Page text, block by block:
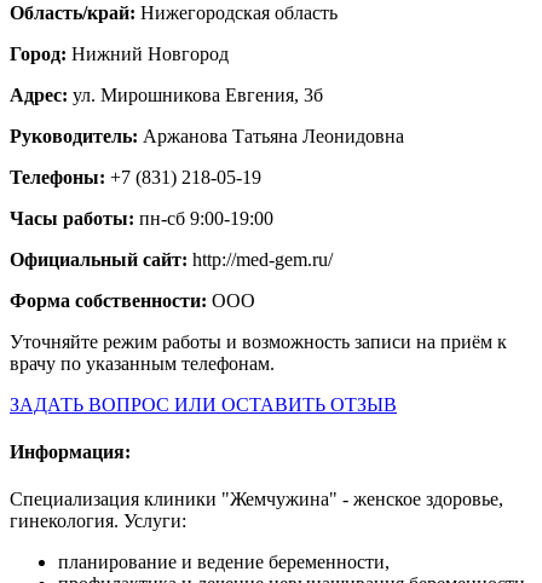
Область/край: Нижегородская область
Город: Нижний Новгород
Адрес: ул. Мирошникова Евгения, 3б
Руководитель: Аржанова Татьяна Леонидовна
Телефоны: +7 (831) 218-05-19
Часы работы: пн-сб 9:00-19:00
Официальный сайт: http://med-gem.ru/
Форма собственности: ООО
Уточняйте режим работы и возможность записи на приём к
врачу по указанным телефонам.
ЗАДАТЬ ВОПРОС ИЛИ ОСТАВИТЬ ОТЗЫВ
Информация:
Специализация клиники "Жемчужина" - женское здоровье,
гинекология. Услуги:
планирование и ведение беременности,